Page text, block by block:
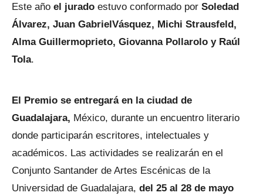
Este año el jurado estuvo conformado por Soledad
Álvarez, Juan GabrielVásquez, Michi Strausfeld,
Alma Guillermoprieto, Giovanna Pollarolo y Raúl
Tola.
El Premio se entregará en la ciudad de
Guadalajara, México, durante un encuentro literario
donde participarán escritores, intelectuales y
académicos. Las actividades se realizarán en el
Conjunto Santander de Artes Escénicas de la
Universidad de Guadalajara, del 25 al 28 de mayo